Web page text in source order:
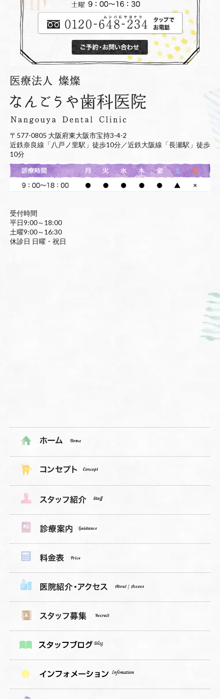
〒577-0805 大阪府東大阪市宝持3-4-2
近鉄奈良線「八戸ノ里駅」徒歩10分／近鉄大阪線「長瀬駅」徒歩
10分
受付時間
平日9:00～18:00
土曜9:00～16:30
休診日 日曜・祝日